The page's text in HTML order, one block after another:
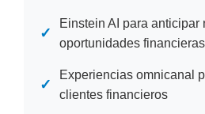
✓
Einstein AI para anticipar
oportunidades financieras
✓
Experiencias omnicanal
clientes financieros